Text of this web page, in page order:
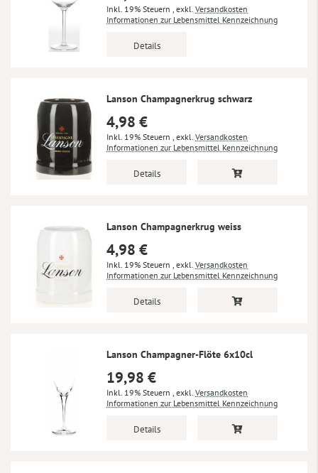
Inkl. 19% Steuern , exkl. Versandkosten
Informationen zur Lebensmittel Kennzeichnung
Details
Lanson Champagnerkrug schwarz
4,98 €
Inkl. 19% Steuern , exkl. Versandkosten
Informationen zur Lebensmittel Kennzeichnung
Details
Lanson Champagnerkrug weiss
4,98 €
Inkl. 19% Steuern , exkl. Versandkosten
Informationen zur Lebensmittel Kennzeichnung
Details
Lanson Champagner-Flöte 6x10cl
19,98 €
Inkl. 19% Steuern , exkl. Versandkosten
Informationen zur Lebensmittel Kennzeichnung
Details